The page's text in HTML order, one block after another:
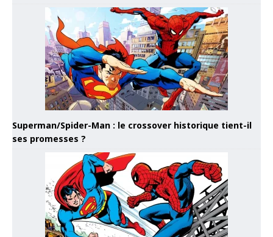
Superman/Spider-Man : le crossover historique tient-il
ses promesses ?